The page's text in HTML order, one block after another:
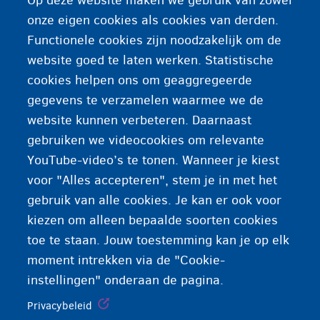
Beroepen waarvoor werkgevers het moeilijk
hebben om geschikte kandidaten te vinden.
onze eigen cookies als cookies van derden.
Functionele cookies zijn noodzakelijk om de
website goed te laten werken. Statistische
cookies helpen ons om geaggregeerde
gegevens te verzamelen waarmee we de
website kunnen verbeteren. Daarnaast
gebruiken we videocookies om relevante
YouTube-video’s te tonen. Wanneer je kiest
voor "Alles accepteren", stem je in met het
gebruik van alle cookies. Je kan er ook voor
kiezen om alleen bepaalde soorten cookies
toe te staan. Jouw toestemming kan je op elk
moment intrekken via de "Cookie-
instellingen" onderaan de pagina.
Privacybeleid